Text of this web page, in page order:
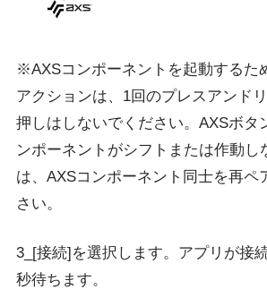
※AXSコンポーネントを起動するた
アクションは、1回のプレスアンド
押しはしないでください。AXSボタ
ンポーネントがシフトまたは作動し
は、AXSコンポーネント同士を再ペ
さい。
3_[接続]を選択します。アプリが接
秒待ちます。